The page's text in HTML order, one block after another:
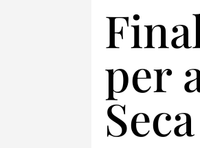
per
Seca